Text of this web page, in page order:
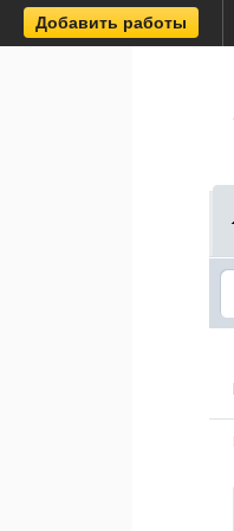
Добавить работы